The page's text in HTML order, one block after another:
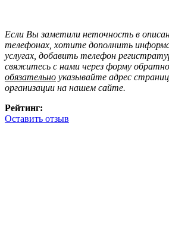
Если Вы заметили неточность в
телефонах, хотите дополнить
услугах, добавить телефон
свяжитесь с нами через форму
обязательно указывайте адрес
организации на нашем сайте.
Рейтинг:
Оставить отзыв